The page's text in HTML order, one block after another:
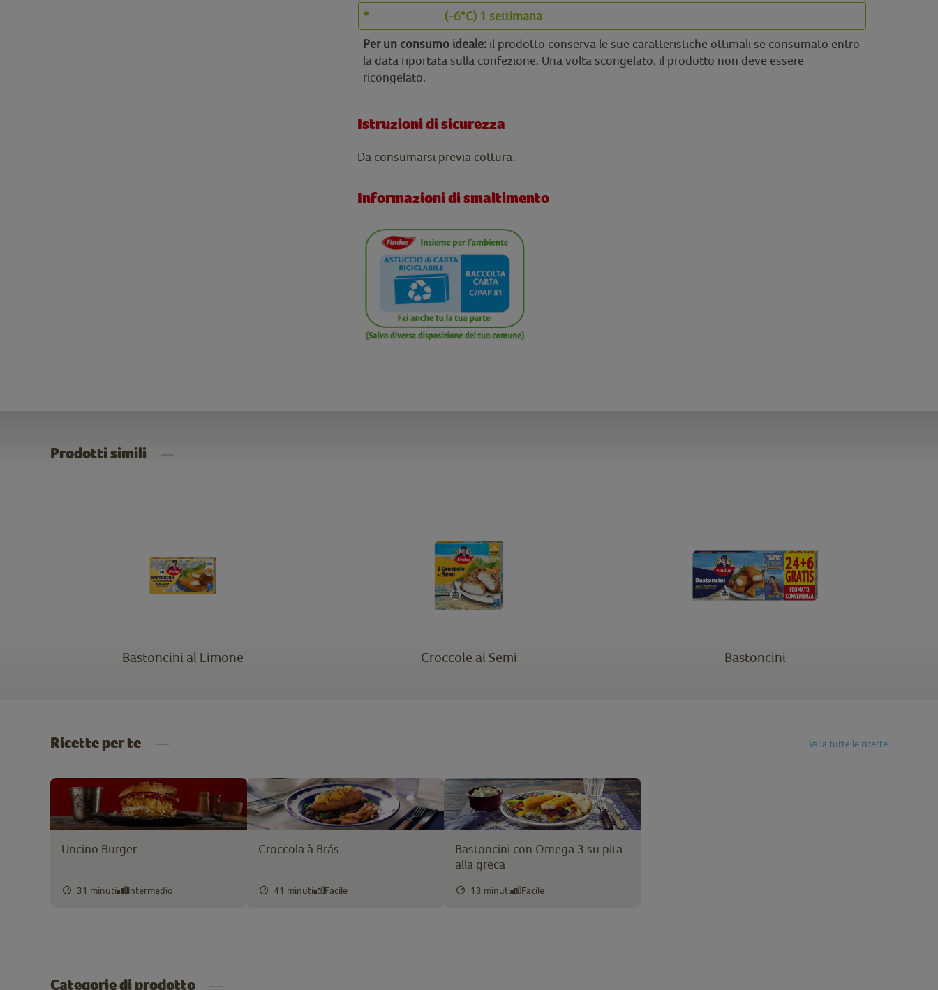
*
(-6°C) 1 settimana
Per un consumo ideale: il prodotto conserva le sue caratteristiche ottimali se consumato entro
la data riportata sulla confezione. Una volta scongelato, il prodotto non deve essere
ricongelato.
Istruzioni di sicurezza
Da consumarsi previa cottura.
Informazioni di smaltimento
Prodotti simili
Bastoncini al Limone Croccole ai Semi Bastoncini
Ricette per te Vai a tutte le ricette
Uncino Burger
31 minuti Intermedio
Croccola à Brás
41 minuti Facile
Bastoncini con Omega 3 su pita
alla greca
13 minuti Facile
Categorie di prodotto